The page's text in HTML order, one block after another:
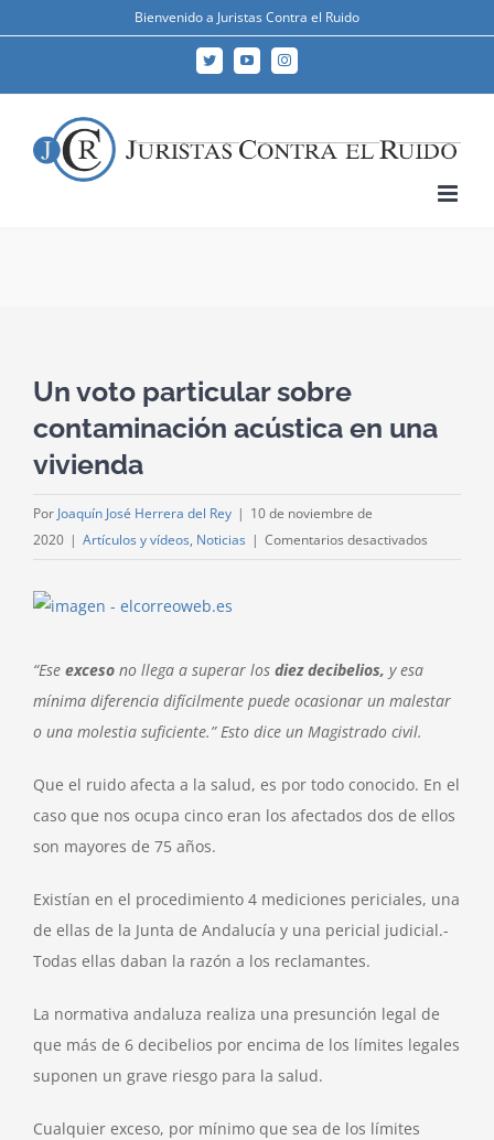
Bienvenido a Juristas Contra el Ruido
TwitterYouTubeInstagram
Un voto particular sobre
contaminación acústica en una
vivienda
Por Joaquín José Herrera del Rey | 10 de noviembre de
2020 | Artículos y vídeos, Noticias | Comentarios desactivados
acústica
vivienda
Ver
más
grande
“Ese exceso no llega a superar los diez decibelios, y esa
mínima diferencia difícilmente puede ocasionar un malestar
o una molestia suficiente.” Esto dice un Magistrado civil.
Que el ruido afecta a la salud, es por todo conocido. En el
caso que nos ocupa cinco eran los afectados dos de ellos
son mayores de 75 años.
Existían en el procedimiento 4 mediciones periciales, una
de ellas de la Junta de Andalucía y una pericial judicial.-
Todas ellas daban la razón a los reclamantes.
La normativa andaluza realiza una presunción legal de
que más de 6 decibelios por encima de los límites legales
suponen un grave riesgo para la salud.
Cualquier exceso, por mínimo que sea de los límites